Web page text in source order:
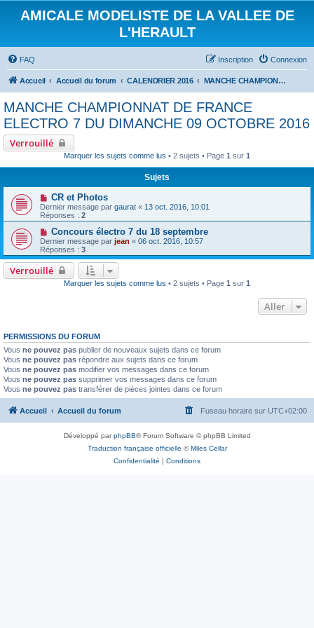
AMICALE MODELISTE DE LA VALLEE DE
L'HERAULT
FAQ Connexion
Inscription
Accueil Accueil du forum CALENDRIER 2016 MANCHE CHAMPIONNAT DE FRANCE ELECTRO 7 DU DIMANCHE 09 OCTOBRE 2016
MANCHE CHAMPIONNAT DE FRANCE
ELECTRO 7 DU DIMANCHE 09 OCTOBRE 2016
Verrouillé
Marquer les sujets comme lus • 2 sujets • Page 1 sur 1
Sujets
CR et Photos
Dernier message par gaurat « 13 oct. 2016, 10:01
Réponses : 2
Concours électro 7 du 18 septembre
Dernier message par jean « 06 oct. 2016, 10:57
Réponses : 3
Verrouillé
Marquer les sujets comme lus • 2 sujets • Page 1 sur 1
Aller
PERMISSIONS DU FORUM
Vous ne pouvez pas publier de nouveaux sujets dans ce forum
Vous ne pouvez pas répondre aux sujets dans ce forum
Vous ne pouvez pas modifier vos messages dans ce forum
Vous ne pouvez pas supprimer vos messages dans ce forum
Vous ne pouvez pas transférer de pièces jointes dans ce forum
Accueil Accueil du forum Fuseau horaire sur UTC+02:00
Développé parphpBB® Forum Software © phpBB Limited
Traduction française officielle ©Miles Cellar
Confidentialité | Conditions